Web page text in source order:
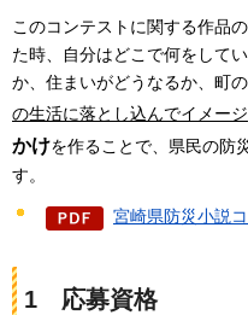
このコンテストに関する作品
た時、自分はどこで何をして
か、住まいがどうなるか、町
の生活に落とし込んでイメージ
かけを作ることで、県民の防
す。
宮崎県防災小説
1 応募資格